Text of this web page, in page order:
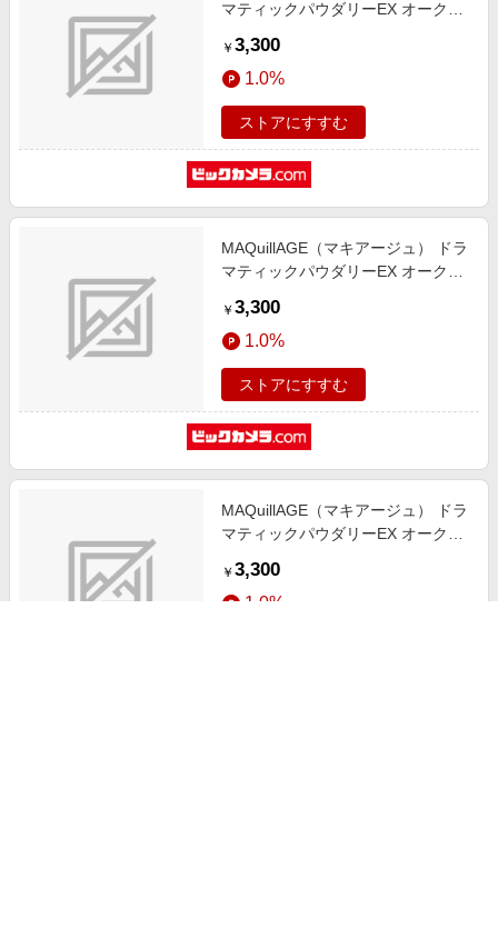
マティックパウダリーEX オークル
ション］ オークル20
￥ 3,300
1.0%
ストアにすすむ
MAQuillAGE（マキアージュ） ドラ
マティックパウダリーEX オークル
ション］ オークル10
￥ 3,300
1.0%
ストアにすすむ
MAQuillAGE（マキアージュ） ドラ
マティックパウダリーEX オークル
ション］ オークル00
￥ 3,300
1.0%